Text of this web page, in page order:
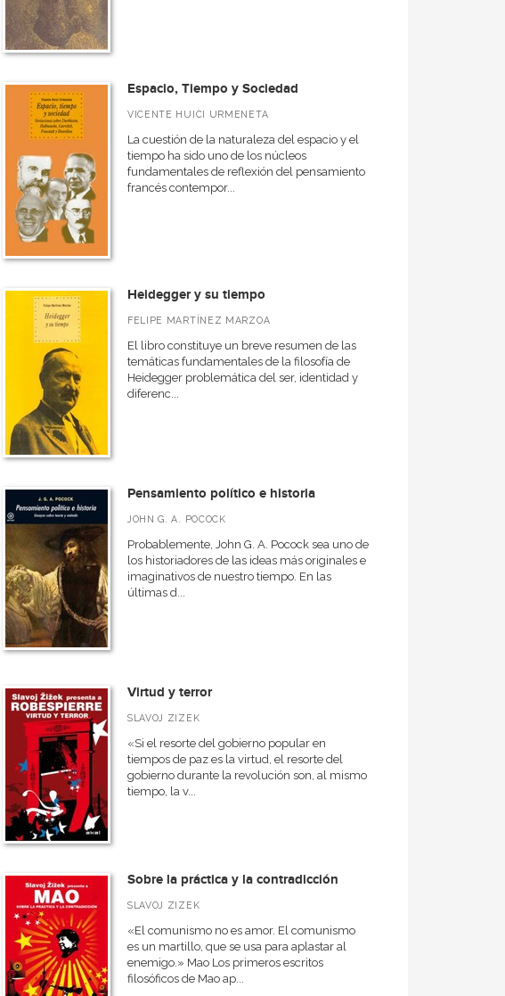
Espacio, Tiempo y Sociedad
VICENTE HUICI URMENETA
La cuestión de la naturaleza del espacio y el
tiempo ha sido uno de los núcleos
fundamentales de reflexión del pensamiento
francés contempor...
Heidegger y su tiempo
FELIPE MARTÍNEZ MARZOA
El libro constituye un breve resumen de las
temáticas fundamentales de la filosofía de
Heidegger problemática del ser, identidad y
diferenc...
Pensamiento político e historia
JOHN G. A. POCOCK
Probablemente, John G. A. Pocock sea uno de
los historiadores de las ideas más originales e
imaginativos de nuestro tiempo. En las
últimas d...
Virtud y terror
SLAVOJ ZIZEK
«Si el resorte del gobierno popular en
tiempos de paz es la virtud, el resorte del
gobierno durante la revolución son, al mismo
tiempo, la v...
Sobre la práctica y la contradicción
SLAVOJ ZIZEK
«El comunismo no es amor. El comunismo
es un martillo, que se usa para aplastar al
enemigo.» Mao Los primeros escritos
filosóficos de Mao ap...